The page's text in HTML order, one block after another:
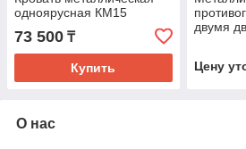
одноярусная КМ15
73 500 ₸
Купить
двумя
Цену
О нас